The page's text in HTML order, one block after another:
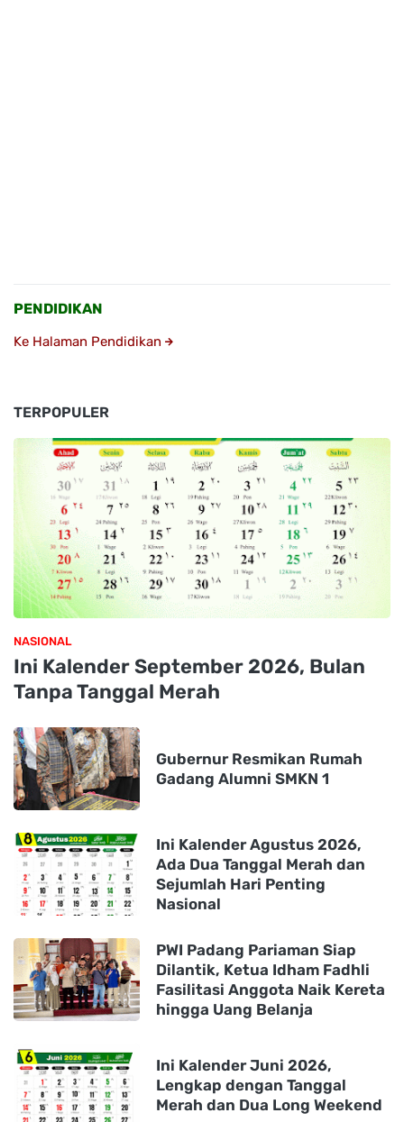
PENDIDIKAN
Ke Halaman Pendidikan
TERPOPULER
NASIONAL
Ini Kalender September 2026, Bulan
Tanpa Tanggal Merah
Gubernur Resmikan Rumah
Gadang Alumni SMKN 1
Ini Kalender Agustus 2026,
Ada Dua Tanggal Merah dan
Sejumlah Hari Penting
Nasional
PWI Padang Pariaman Siap
Dilantik, Ketua Idham Fadhli
Fasilitasi Anggota Naik Kereta
hingga Uang Belanja
Ini Kalender Juni 2026,
Lengkap dengan Tanggal
Merah dan Dua Long Weekend